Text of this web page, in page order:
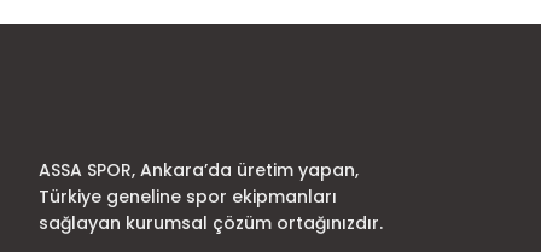
Ürün bilgilerinde hatalar bulunuyor.
ASSA SPOR, Ankara’da üretim yapan,
Türkiye geneline spor ekipmanları
sağlayan kurumsal çözüm ortağınızdır.